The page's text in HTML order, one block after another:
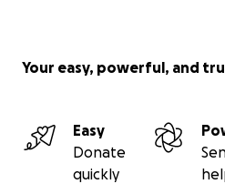
Your easy, powerful, and
Easy
Donate
quickly